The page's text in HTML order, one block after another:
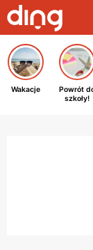
Wakacje
Powrót
szkoły!